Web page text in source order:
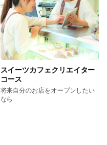
スイーツカフェクリエイター
コース
将来自分のお店をオープンしたい
なら